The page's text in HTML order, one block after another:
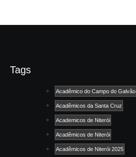
Tags
Acadêmico do Campo do Galvão
Acadêmicos da Santa Cruz
Academicos de Niterói
Acadêmicos de Niterói
Acadêmicos de Niterói 2025